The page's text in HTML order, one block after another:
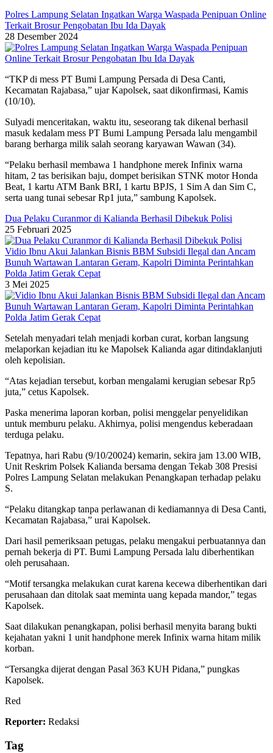
Polres Lampung Selatan Ingatkan Warga Waspada Penipuan Online
Terkait Brosur Pengobatan Ibu Ida Dayak
28 Desember 2024
“TKP di mess PT Bumi Lampung Persada di Desa Canti,
Kecamatan Rajabasa,” ujar Kapolsek, saat dikonfirmasi, Kamis
(10/10).
Sulyadi menceritakan, waktu itu, seseorang tak dikenal berhasil
masuk kedalam mess PT Bumi Lampung Persada lalu mengambil
barang berharga milik salah seorang karyawan Wawan (34).
“Pelaku berhasil membawa 1 handphone merek Infinix warna
hitam, 2 tas berisikan baju, dompet berisikan STNK motor Honda
Beat, 1 kartu ATM Bank BRI, 1 kartu BPJS, 1 Sim A dan Sim C,
serta uang tunai sebesar Rp1 juta,” sambung Kapolsek.
Dua Pelaku Curanmor di Kalianda Berhasil Dibekuk Polisi
25 Februari 2025
Vidio Ibnu Akui Jalankan Bisnis BBM Subsidi Ilegal dan Ancam
Bunuh Wartawan Lantaran Geram, Kapolri Diminta Perintahkan
Polda Jatim Gerak Cepat
3 Mei 2025
Setelah menyadari telah menjadi korban curat, korban langsung
melaporkan kejadian itu ke Mapolsek Kalianda agar ditindaklanjuti
oleh kepolisian.
“Atas kejadian tersebut, korban mengalami kerugian sebesar Rp5
juta,” cetus Kapolsek.
Paska menerima laporan korban, polisi menggelar penyelidikan
untuk memburu pelaku. Akhirnya, polisi mengendus keberadaan
terduga pelaku.
Tepatnya, hari Rabu (9/10/20024) kemarin, sekira jam 13.00 WIB,
Unit Reskrim Polsek Kalianda bersama dengan Tekab 308 Presisi
Polres Lampung Selatan melakukan Penangkapan terhadap pelaku
S.
“Pelaku ditangkap tanpa perlawanan di kediamannya di Desa Canti,
Kecamatan Rajabasa,” urai Kapolsek.
Dari hasil pemeriksaan petugas, pelaku mengakui perbuatannya dan
pernah bekerja di PT. Bumi Lampung Persada lalu diberhentikan
oleh perusahaan.
“Motif tersangka melakukan curat karena kecewa diberhentikan dari
perusahaan dan ditolak saat meminta uang kepada mandor,” tegas
Kapolsek.
Saat dilakukan penangkapan, polisi berhasil menyita barang bukti
kejahatan yakni 1 unit handphone merek Infinix warna hitam milik
korban.
“Tersangka dijerat dengan Pasal 363 KUH Pidana,” pungkas
Kapolsek.
Red
Reporter: Redaksi
Tag